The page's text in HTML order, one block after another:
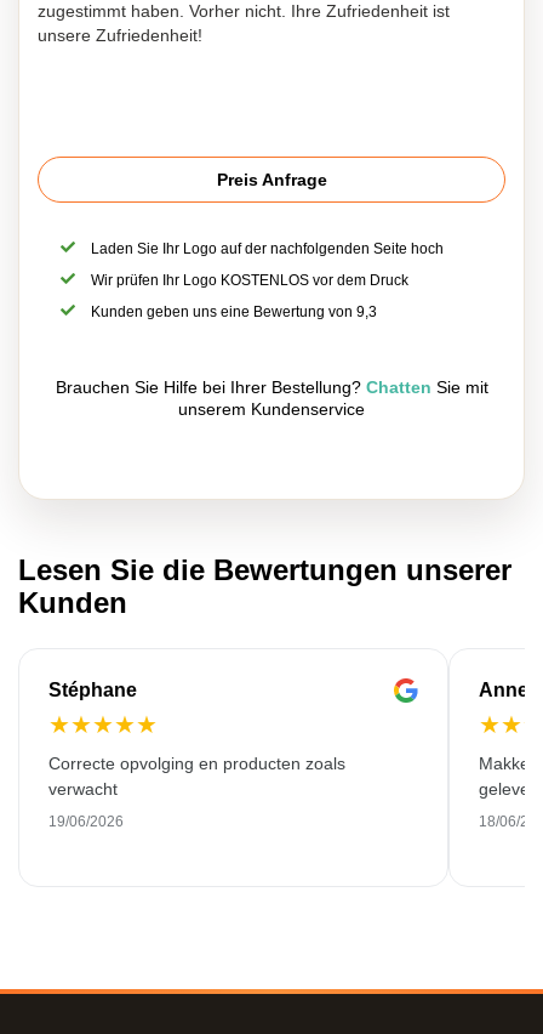
zugestimmt haben. Vorher nicht. Ihre Zufriedenheit ist
unsere Zufriedenheit!
Preis Anfrage
Laden Sie Ihr Logo auf der nachfolgenden Seite hoch
Wir prüfen Ihr Logo KOSTENLOS vor dem Druck
Kunden geben uns eine Bewertung von 9,3
Brauchen Sie Hilfe bei Ihrer Bestellung? Chatten Sie mit
unserem Kundenservice
Lesen Sie die Bewertungen unserer
Kunden
Stéphane
★★★★★
Correcte opvolging en producten zoals
verwacht
19/06/2026
Anne-
★★
18/06/